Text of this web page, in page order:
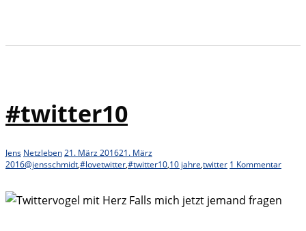
#twitter10
Jens Netzleben21. März 201621. März
2016@jensschmidt,#lovetwitter,#twitter10,10 jahre,twitter 1 Kommentar
Falls mich jetzt jemand fragen